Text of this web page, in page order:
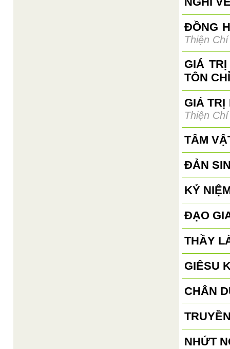
ĐỒNG
Thiện Chí
GIÁ
TÔN
GIÁ TRỊ
Thiện Chí
TÂM
ĐẢN
KỶ
ĐẠO
THẦY
GIÊSU
CHÂN
NHỨT